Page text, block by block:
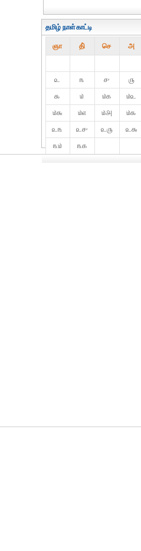
தமிழ் நாள்காட்டி
ஞா தி் செ அ
௨
௩ ௪ ௫
௯
௰ ௰௧ ௰௨
௰௬
௰௭ ௰௮ ௰௯
௨௩
௨௪ ௨௫ ௨௬
௩௰
௩௧